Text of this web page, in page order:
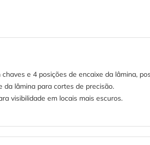
e 4 posições de encaixe da lâmina,
lâmina para cortes de precisão.
visibilidade em locais mais escuros.